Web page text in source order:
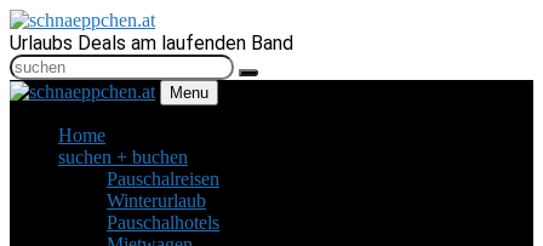
Urlaubs Deals am laufenden Band
Menu
Home
suchen + buchen
Pauschalreisen
Winterurlaub
Pauschalhotels